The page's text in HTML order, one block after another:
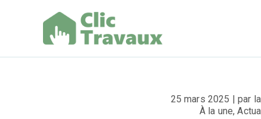
25 mars 2025 | par
À la une,